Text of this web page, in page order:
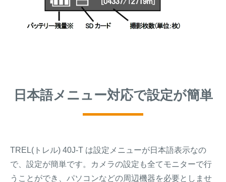
日本語メニュー対応で設定が簡単
TREL(トレル) 40J-T は設定メニューが日本語表示なの
で、設定が簡単です。カメラの設定も全てモニターで行
うことができ、パソコンなどの周辺機器を必要としませ